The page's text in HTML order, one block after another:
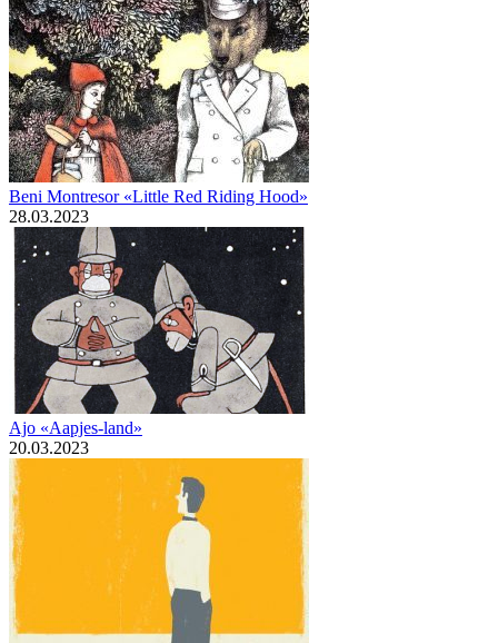
Beni Montresor «Little Red Riding Hood»
28.03.2023
Ajo «Aapjes-land»
20.03.2023